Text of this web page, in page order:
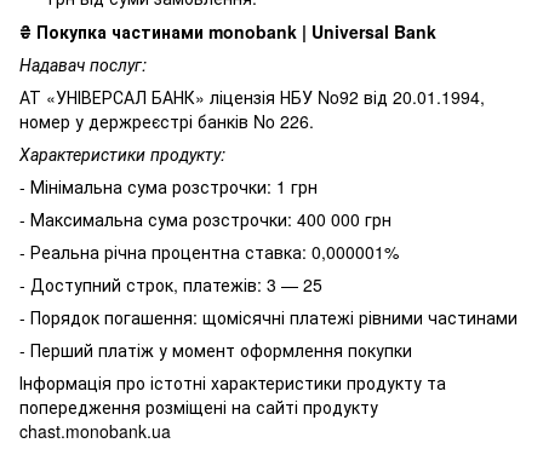
₴ Покупка частинами monobank | Universal Bank
Надавач послуг:
АТ «УНІВЕРСАЛ БАНК» ліцензія НБУ No92 від 20.01.1994,
номер у держреєстрі банків No 226.
Характеристики продукту:
- Мінімальна сума розстрочки: 1 грн
- Максимальна сума розстрочки: 400 000 грн
- Реальна річна процентна ставка: 0,000001%
- Доступний строк, платежів: 3 — 25
- Порядок погашення: щомісячні платежі рівними частинами
- Перший платіж у момент оформлення покупки
Інформація про істотні характеристики продукту та
попередження розміщені на сайті продукту
chast.monobank.ua